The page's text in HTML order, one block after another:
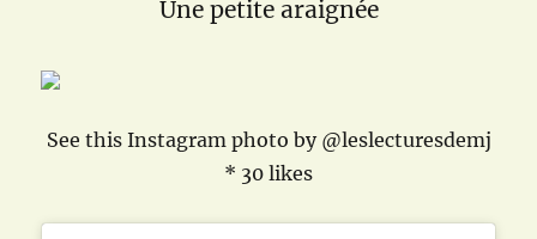
Une petite araignée
See this Instagram photo by @leslecturesdemj
* 30 likes